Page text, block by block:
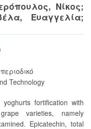
Νίκος;
Ευαγγελία;
Technology
fortification with
varieties, namely
Epicatechin, total